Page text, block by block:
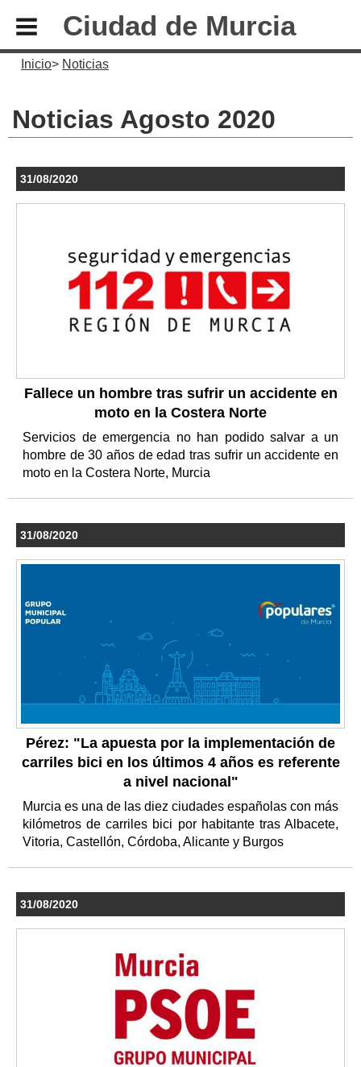
Ciudad de Murcia
Inicio Noticias
Noticias Agosto 2020
31/08/2020
Fallece un hombre tras sufrir un accidente en
moto en la Costera Norte
Servicios de emergencia no han podido salvar a un
hombre de 30 años de edad tras sufrir un accidente en
moto en la Costera Norte, Murcia
31/08/2020
Pérez: "La apuesta por la implementación de
carriles bici en los últimos 4 años es referente
a nivel nacional"
Murcia es una de las diez ciudades españolas con más
kilómetros de carriles bici por habitante tras Albacete,
Vitoria, Castellón, Córdoba, Alicante y Burgos
31/08/2020